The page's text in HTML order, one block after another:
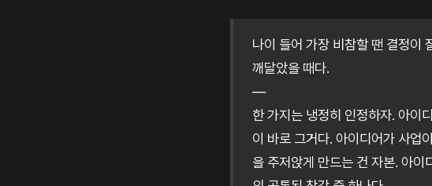
나이 들어 가장 비참할 땐 결정이
깨달았을 때다.
—
한 가지는 냉정히 인정하자. 아이
이 바로 그거다. 아이디어가 사업
을 주저앉게 만드는 건 자본. 아